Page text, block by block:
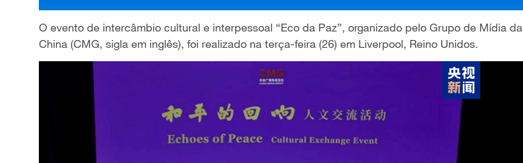
O evento de intercâmbio cultural e interpessoal “Eco da Paz”, organizado pelo Grupo de Mídia da
China (CMG, sigla em inglês), foi realizado na terça-feira (26) em Liverpool, Reino Unidos.